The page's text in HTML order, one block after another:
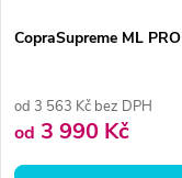
CopraSupreme ML PRO
od 3 563 Kč bez DPH
od 3 990 Kč